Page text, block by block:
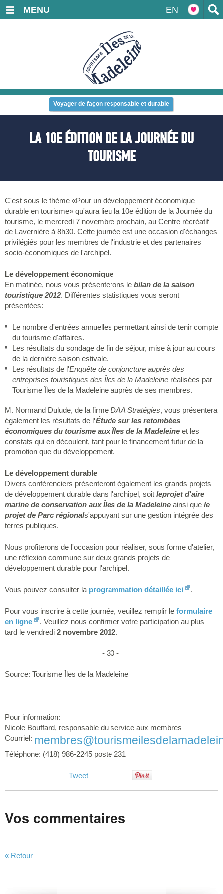
EN
MENU
Voyager de façon responsable et durable
LA 10E ÉDITION DE LA JOURNÉE DU
TOURISME
C'est sous le thème «Pour un développement économique
durable en tourisme» qu'aura lieu la 10e édition de la Journée du
tourisme, le mercredi 7 novembre prochain, au Centre récréatif
de Lavernière à 8h30. Cette journée est une occasion d'échanges
privilégiés pour les membres de l'industrie et des partenaires
socio-économiques de l'archipel.
Le développement économique
En matinée, nous vous présenterons le bilan de la saison
touristique 2012. Différentes statistiques vous seront
présentées:
Le nombre d'entrées annuelles permettant ainsi de tenir compte
du tourisme d'affaires.
Les résultats du sondage de fin de séjour, mise à jour au cours
de la dernière saison estivale.
Les résultats de l'Enquête de conjoncture auprès des
entreprises touristiques des Îles de la Madeleine réalisées par
Tourisme Îles de la Madeleine auprès de ses membres.
M. Normand Dulude, de la firme DAA Stratégies, vous présentera
également les résultats de l'Étude sur les retombées
économiques du tourisme aux Îles de la Madeleine et les
constats qui en découlent, tant pour le financement futur de la
promotion que du développement.
Le développement durable
Divers conférenciers présenteront également les grands projets
de développement durable dans l'archipel, soit leprojet d'aire
marine de conservation aux Îles de la Madeleine ainsi que le
projet de Parc régionals'appuyant sur une gestion intégrée des
terres publiques.
Nous profiterons de l'occasion pour réaliser, sous forme d'atelier,
une réflexion commune sur deux grands projets de
développement durable pour l'archipel.
Vous pouvez consulter la programmation détaillée ici .
Pour vous inscrire à cette journée, veuillez remplir le formulaire
en ligne
. Veuillez nous confirmer votre participation au plus
tard le vendredi 2 novembre 2012.
- 30 -
Source: Tourisme Îles de la Madeleine
Pour information:
Nicole Bouffard, responsable du service aux membres
Courriel:
Téléphone: (418) 986-2245 poste 231
Tweet
Vos commentaires
« Retour